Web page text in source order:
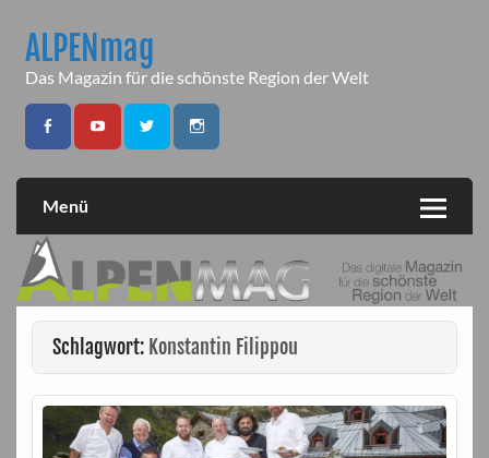
contentALPENmag
Das Magazin für die schönste Region der Welt
Menü
Schlagwort: Konstantin Filippou